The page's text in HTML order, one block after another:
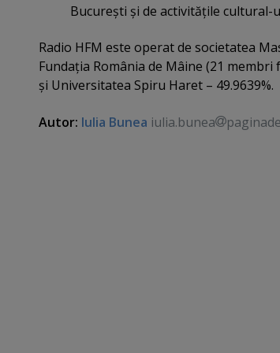
Bucureşti şi de activităţile cultural-
Radio HFM este operat de societatea
Fundaţia România de Mâine (21
şi Universitatea Spiru Haret – 49.9639%.
Autor: Iulia Bunea iulia.bunea